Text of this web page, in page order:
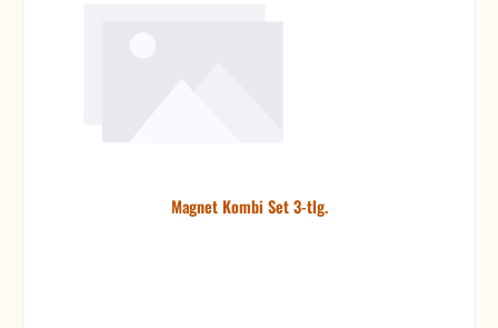
Magnet Kombi Set 3-tlg.